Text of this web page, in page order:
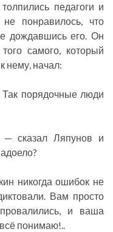
педагоги и
понравилось, что
дождавшись его. Он
самого, который
нему, начал:
порядочные люди
сказал Ляпунов и
никогда ошибок не
Вам просто
и ваша
понимаю!..